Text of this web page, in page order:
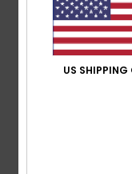
Ils sont trèsUS SHIPPING